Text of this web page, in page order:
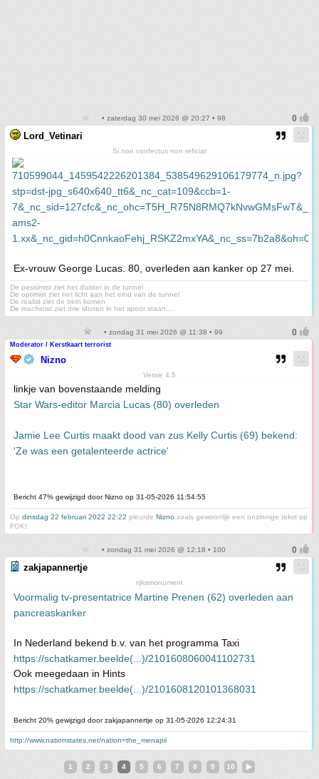
• zaterdag 30 mei 2026 @ 20:27 • 98
Lord_Vetinari
Si non confectus non reficiat
Ex-vrouw George Lucas. 80, overleden aan kanker op 27 mei.
De pessimist ziet het duister in de tunnel
De optimist ziet het licht aan het eind van de tunnel
De realist ziet de trein komen
De machinist ziet drie idioten in het spoor staan....
• zondag 31 mei 2026 @ 11:38 • 99
Moderator / Kerstkaart terrorist
Nizno
Versie 4.5
linkje van bovenstaande melding
Star Wars-editor Marcia Lucas (80) overleden
Jamie Lee Curtis maakt dood van zus Kelly Curtis (69) bekend:
'Ze was een getalenteerde actrice'
Bericht 47% gewijzigd door Nizno op 31-05-2026 11:54:55
Op dinsdag 22 februari 2022 22:22 pleurde Nizno zoals gewoonlijk een onzinnige tekst op
FOK!
• zondag 31 mei 2026 @ 12:18 • 100
zakjapannertje
rijksmonument
Voormalig tv-presentatrice Martine Prenen (62) overleden aan
pancreaskanker
In Nederland bekend b.v. van het programma Taxi
https://schatkamer.beelde(...)/2101608060041102731
Ook meegedaan in Hints
https://schatkamer.beelde(...)/2101608120101368031
Bericht 20% gewijzigd door zakjapannertje op 31-05-2026 12:24:31
http://www.nationstates.net/nation=the_menapii
1 2 3 4 5 6 7 8 9 10